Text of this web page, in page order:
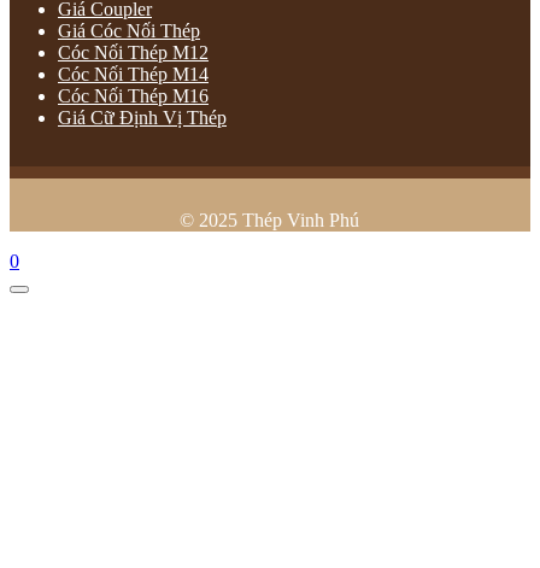
Giá Coupler
Giá Cóc Nối Thép
Cóc Nối Thép M12
Cóc Nối Thép M14
Cóc Nối Thép M16
Giá Cữ Định Vị Thép
© 2025 Thép Vinh Phú
0